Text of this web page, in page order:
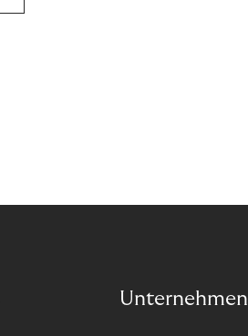
Unternehmen